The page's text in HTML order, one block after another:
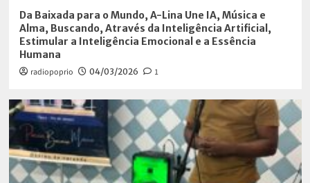
Da Baixada para o Mundo, A-Lina Une IA, Música e
Alma, Buscando, Através da Inteligência Artificial,
Estimular a Inteligência Emocional e a Essência
Humana
radiopoprio 04/03/2026 1